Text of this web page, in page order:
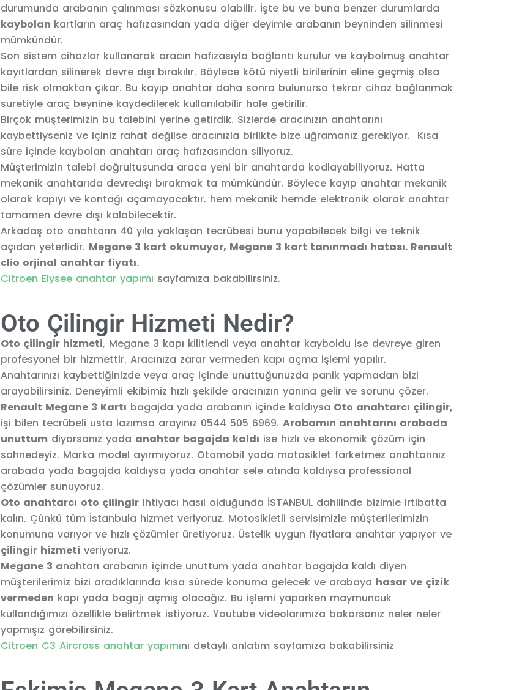
durumunda arabanın çalınması sözkonusu olabilir. İşte bu ve buna benzer durumlarda
kaybolan kartların araç hafızasından yada diğer deyimle arabanın beyninden silinmesi
mümkündür.
Son sistem cihazlar kullanarak aracın hafızasıyla bağlantı kurulur ve kaybolmuş anahtar
kayıtlardan silinerek devre dışı bırakılır. Böylece kötü niyetli birilerinin eline geçmiş olsa
bile risk olmaktan çıkar. Bu kayıp anahtar daha sonra bulunursa tekrar cihaz bağlanmak
suretiyle araç beynine kaydedilerek kullanılabilir hale getirilir.
Birçok müşterimizin bu talebini yerine getirdik. Sizlerde aracınızın anahtarını
kaybettiyseniz ve içiniz rahat değilse aracınızla birlikte bize uğramanız gerekiyor. Kısa
süre içinde kaybolan anahtarı araç hafızasından siliyoruz.
Müşterimizin talebi doğrultusunda araca yeni bir anahtarda kodlayabiliyoruz. Hatta
mekanik anahtarıda devredışı bırakmak ta mümkündür. Böylece kayıp anahtar mekanik
olarak kapıyı ve kontağı açamayacaktır. hem mekanik hemde elektronik olarak anahtar
tamamen devre dışı kalabilecektir.
Arkadaş oto anahtarın 40 yıla yaklaşan tecrübesi bunu yapabilecek bilgi ve teknik
açıdan yeterlidir. Megane 3 kart okumuyor, Megane 3 kart tanınmadı hatası. Renault
clio orjinal anahtar fiyatı.
Citroen Elysee anahtar yapımı sayfamıza bakabilirsiniz.
Oto Çilingir Hizmeti Nedir?
Oto çilingir hizmeti, Megane 3 kapı kilitlendi veya anahtar kayboldu ise devreye giren
profesyonel bir hizmettir. Aracınıza zarar vermeden kapı açma işlemi yapılır.
Anahtarınızı kaybettiğinizde veya araç içinde unuttuğunuzda panik yapmadan bizi
arayabilirsiniz. Deneyimli ekibimiz hızlı şekilde aracınızın yanına gelir ve sorunu çözer.
Renault Megane 3 Kartı bagajda yada arabanın içinde kaldıysa Oto anahtarcı çilingir,
işi bilen tecrübeli usta lazımsa arayınız 0544 505 6969. Arabamın anahtarını arabada
unuttumdiyorsanız yada anahtar bagajda kaldı ise hızlı ve ekonomik çözüm için
sahnedeyiz. Marka model ayırmıyoruz. Otomobil yada motosiklet farketmez anahtarınız
arabada yada bagajda kaldıysa yada anahtar sele atında kaldıysa professional
çözümler sunuyoruz.
Oto anahtarcı oto çilingirihtiyacı hasıl olduğunda İSTANBUL dahilinde bizimle irtibatta
kalın. Çünkü tüm İstanbula hizmet veriyoruz. Motosikletli servisimizle müşterilerimizin
konumuna varıyor ve hızlı çözümler üretiyoruz. Üstelik uygun fiyatlara anahtar yapıyor ve
çilingir hizmeti veriyoruz.
Megane 3 anahtarı arabanın içinde unuttum yada anahtar bagajda kaldı diyen
müşterilerimiz bizi aradıklarında kısa sürede konuma gelecek ve arabaya hasar ve çizik
vermeden kapı yada bagajı açmış olacağız. Bu işlemi yaparken maymuncuk
kullandığımızı özellikle belirtmek istiyoruz. Youtube videolarımıza bakarsanız neler neler
yapmışız görebilirsiniz.
Citroen C3 Aircross anahtar yapımını detaylı anlatım sayfamıza bakabilirsiniz